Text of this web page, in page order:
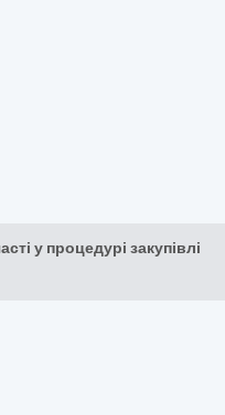
у процедурі закупівлі